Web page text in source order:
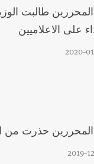
المحررين طالبت
على الاعلاميين
2020-
المحررين حذرت من
2019-